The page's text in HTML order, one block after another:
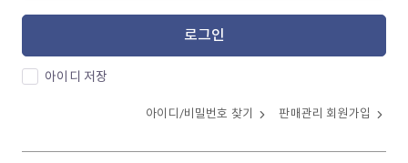
로그인
아이디 저장
아이디/비밀번호 찾기 판매관리 회원가입